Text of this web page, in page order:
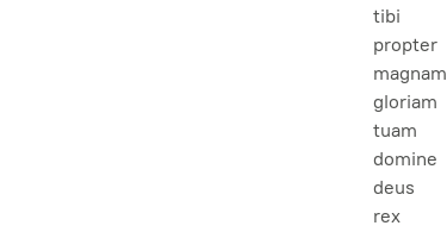
tibi
propter
magnam
gloriam
tuam
domine
deus
rex